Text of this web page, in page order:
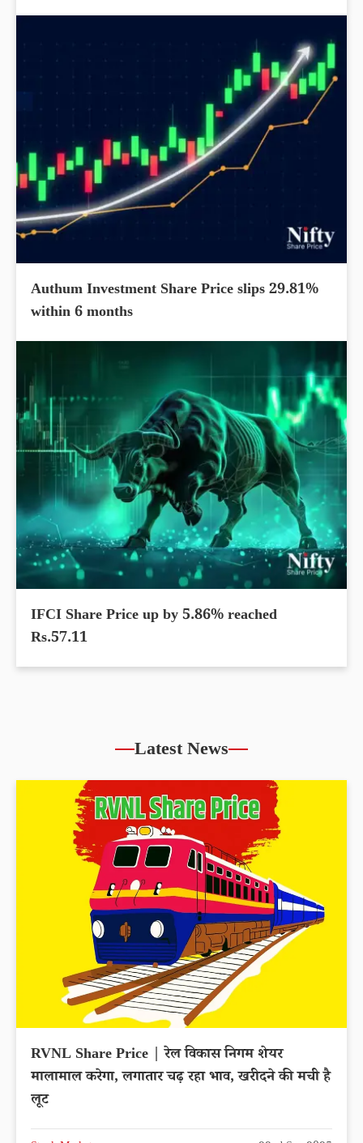
Authum Investment Share Price slips 29.81%
within 6 months
IFCI Share Price up by 5.86% reached
Rs.57.11
Latest News
RVNL Share Price | रेल विकास निगम शेयर
मालामाल करेगा, लगातार चढ़ रहा भाव, खरीदने की मची है
लूट